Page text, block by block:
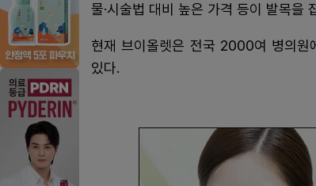
물·시술법 대비 높은 가격 등이 발목
현재 브이올렛은 전국 2000여 병의원
있다.